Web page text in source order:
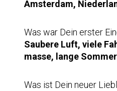
Amsterdam,
Was war Dein erster
Saubere Luft, viele
masse, lange
Was ist Dein neuer